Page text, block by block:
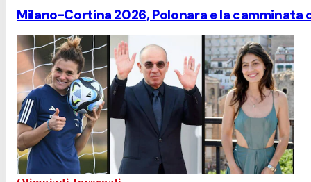
Milano-Cortina 2026, Polonara e la camminata